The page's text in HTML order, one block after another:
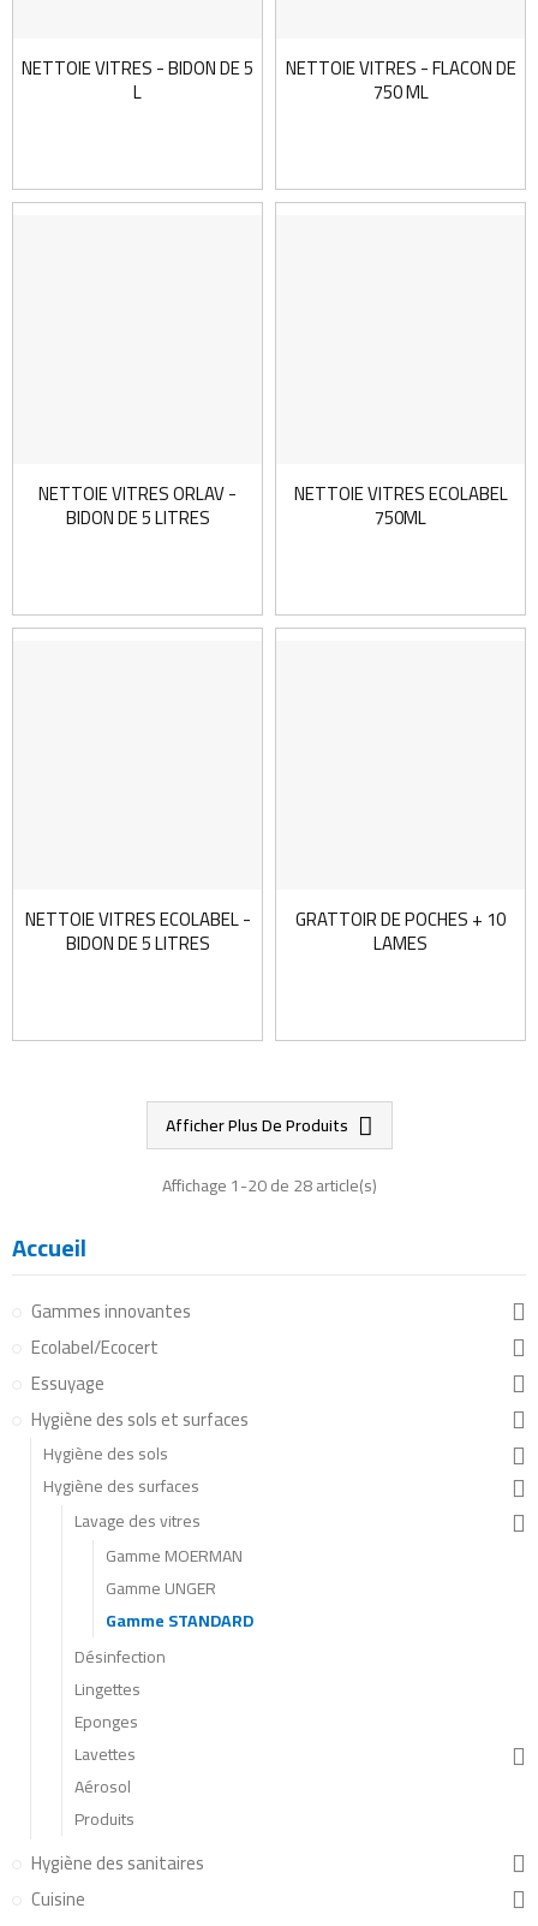
NETTOIE VITRES - BIDON DE 5
L
NETTOIE VITRES - FLACON DE
750 ML
NETTOIE VITRES ORLAV -
BIDON DE 5 LITRES
NETTOIE VITRES ECOLABEL
750ML
NETTOIE VITRES ECOLABEL -
BIDON DE 5 LITRES
GRATTOIR DE POCHES + 10
LAMES
Afficher Plus De Produits
Affichage 1-20 de 28 article(s)
Accueil
Gammes innovantes
Ecolabel/Ecocert
Essuyage
Hygiène des sols et surfaces
Hygiène des sols
Hygiène des surfaces
Lavage des vitres
Gamme MOERMAN
Gamme UNGER
Gamme STANDARD
Désinfection
Lingettes
Eponges
Lavettes
Aérosol
Produits
Hygiène des sanitaires
Cuisine